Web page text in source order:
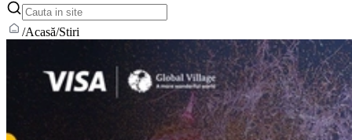
/Acasă/Stiri